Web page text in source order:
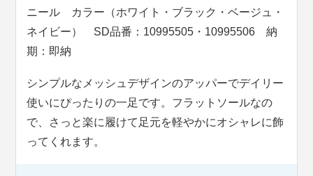
ニール カラー（ホワイト・ブラック・ベージュ・
ネイビー） SD品番：10995505・10995506 納
期：即納
シンプルなメッシュデザインのアッパーでデイリー
使いにぴったりの一足です。フラットソールなの
で、さっと楽に履けて足元を軽やかにオシャレに飾
ってくれます。